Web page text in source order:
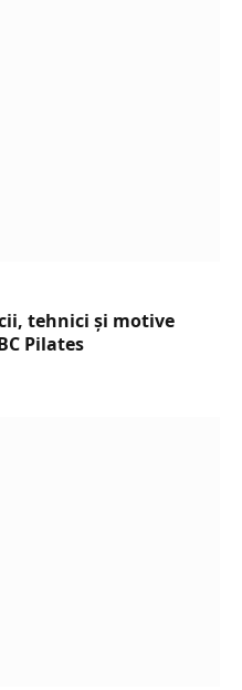
tehnici și motive
Pilates